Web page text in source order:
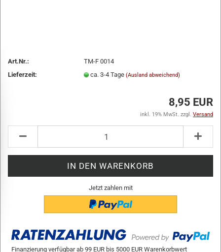
Art.Nr.:
TM-F 0014
Lieferzeit:
ca. 3-4 Tage (Ausland abweichend)
8,95 EUR
inkl. 19% MwSt. zzgl. Versand
Jetzt zahlen mit
Finanzierung verfügbar ab 99 EUR bis 5000 EUR Warenkorbwert